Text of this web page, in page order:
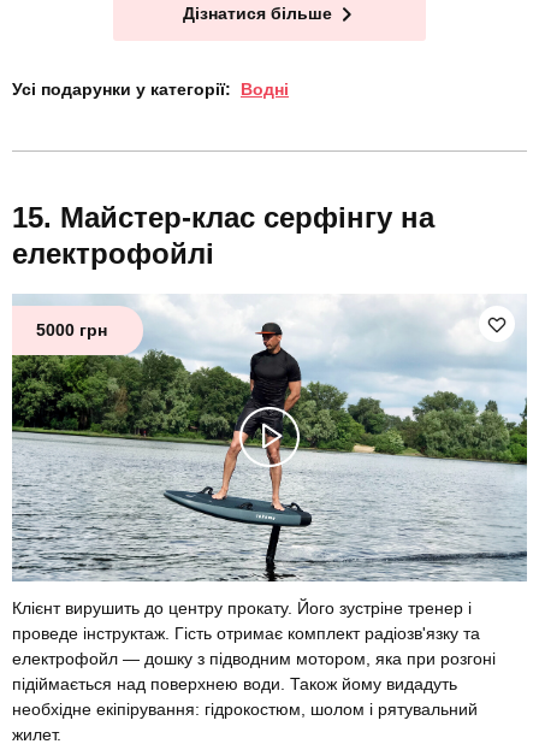
Дізнатися більше
Усі подарунки у категорії: Водні
Майстер-клас серфінгу на
електрофойлі
5000 грн
Клієнт вирушить до центру прокату. Його зустріне тренер і
проведе інструктаж. Гість отримає комплект радіозв'язку та
електрофойл — дошку з підводним мотором, яка при розгоні
підіймається над поверхнею води. Також йому видадуть
необхідне екіпірування: гідрокостюм, шолом і рятувальний
жилет.